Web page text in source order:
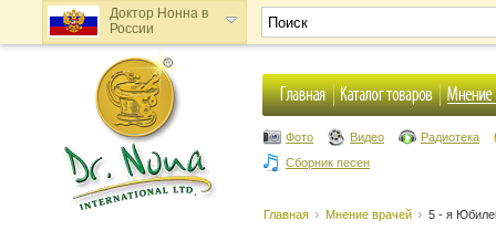
Доктор Нонна в
России
Доктор Нонна в
Украине
Фото Видео
Радиотека
Сборник песен
Главная Мнение врачей 5 - я